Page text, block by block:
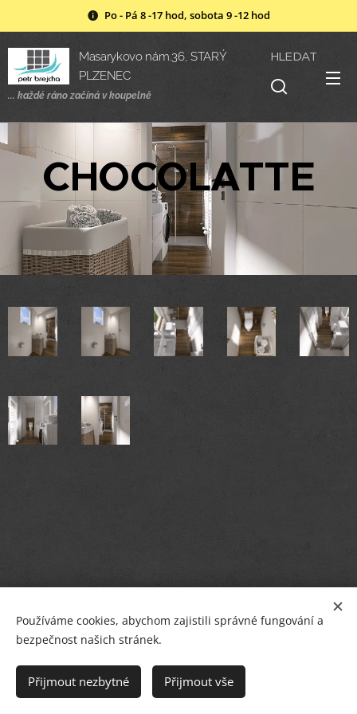
Po - Pá 8 -17 hod, sobota 9 -12 hod
Masarykovo nám.36, STARÝ
PLZENEC
... každé ráno začíná v koupelně
HLEDAT
CHOCOLATTE
© PETR BREJCHA
OBKLADY, DLAŽBY, KOUPELNY, Masarykovo nám.36, Starý Plzenec
Cookies
Používáme cookies, abychom zajistili správné fungování a
bezpečnost našich stránek.
Přijmout nezbytné Přijmout vše